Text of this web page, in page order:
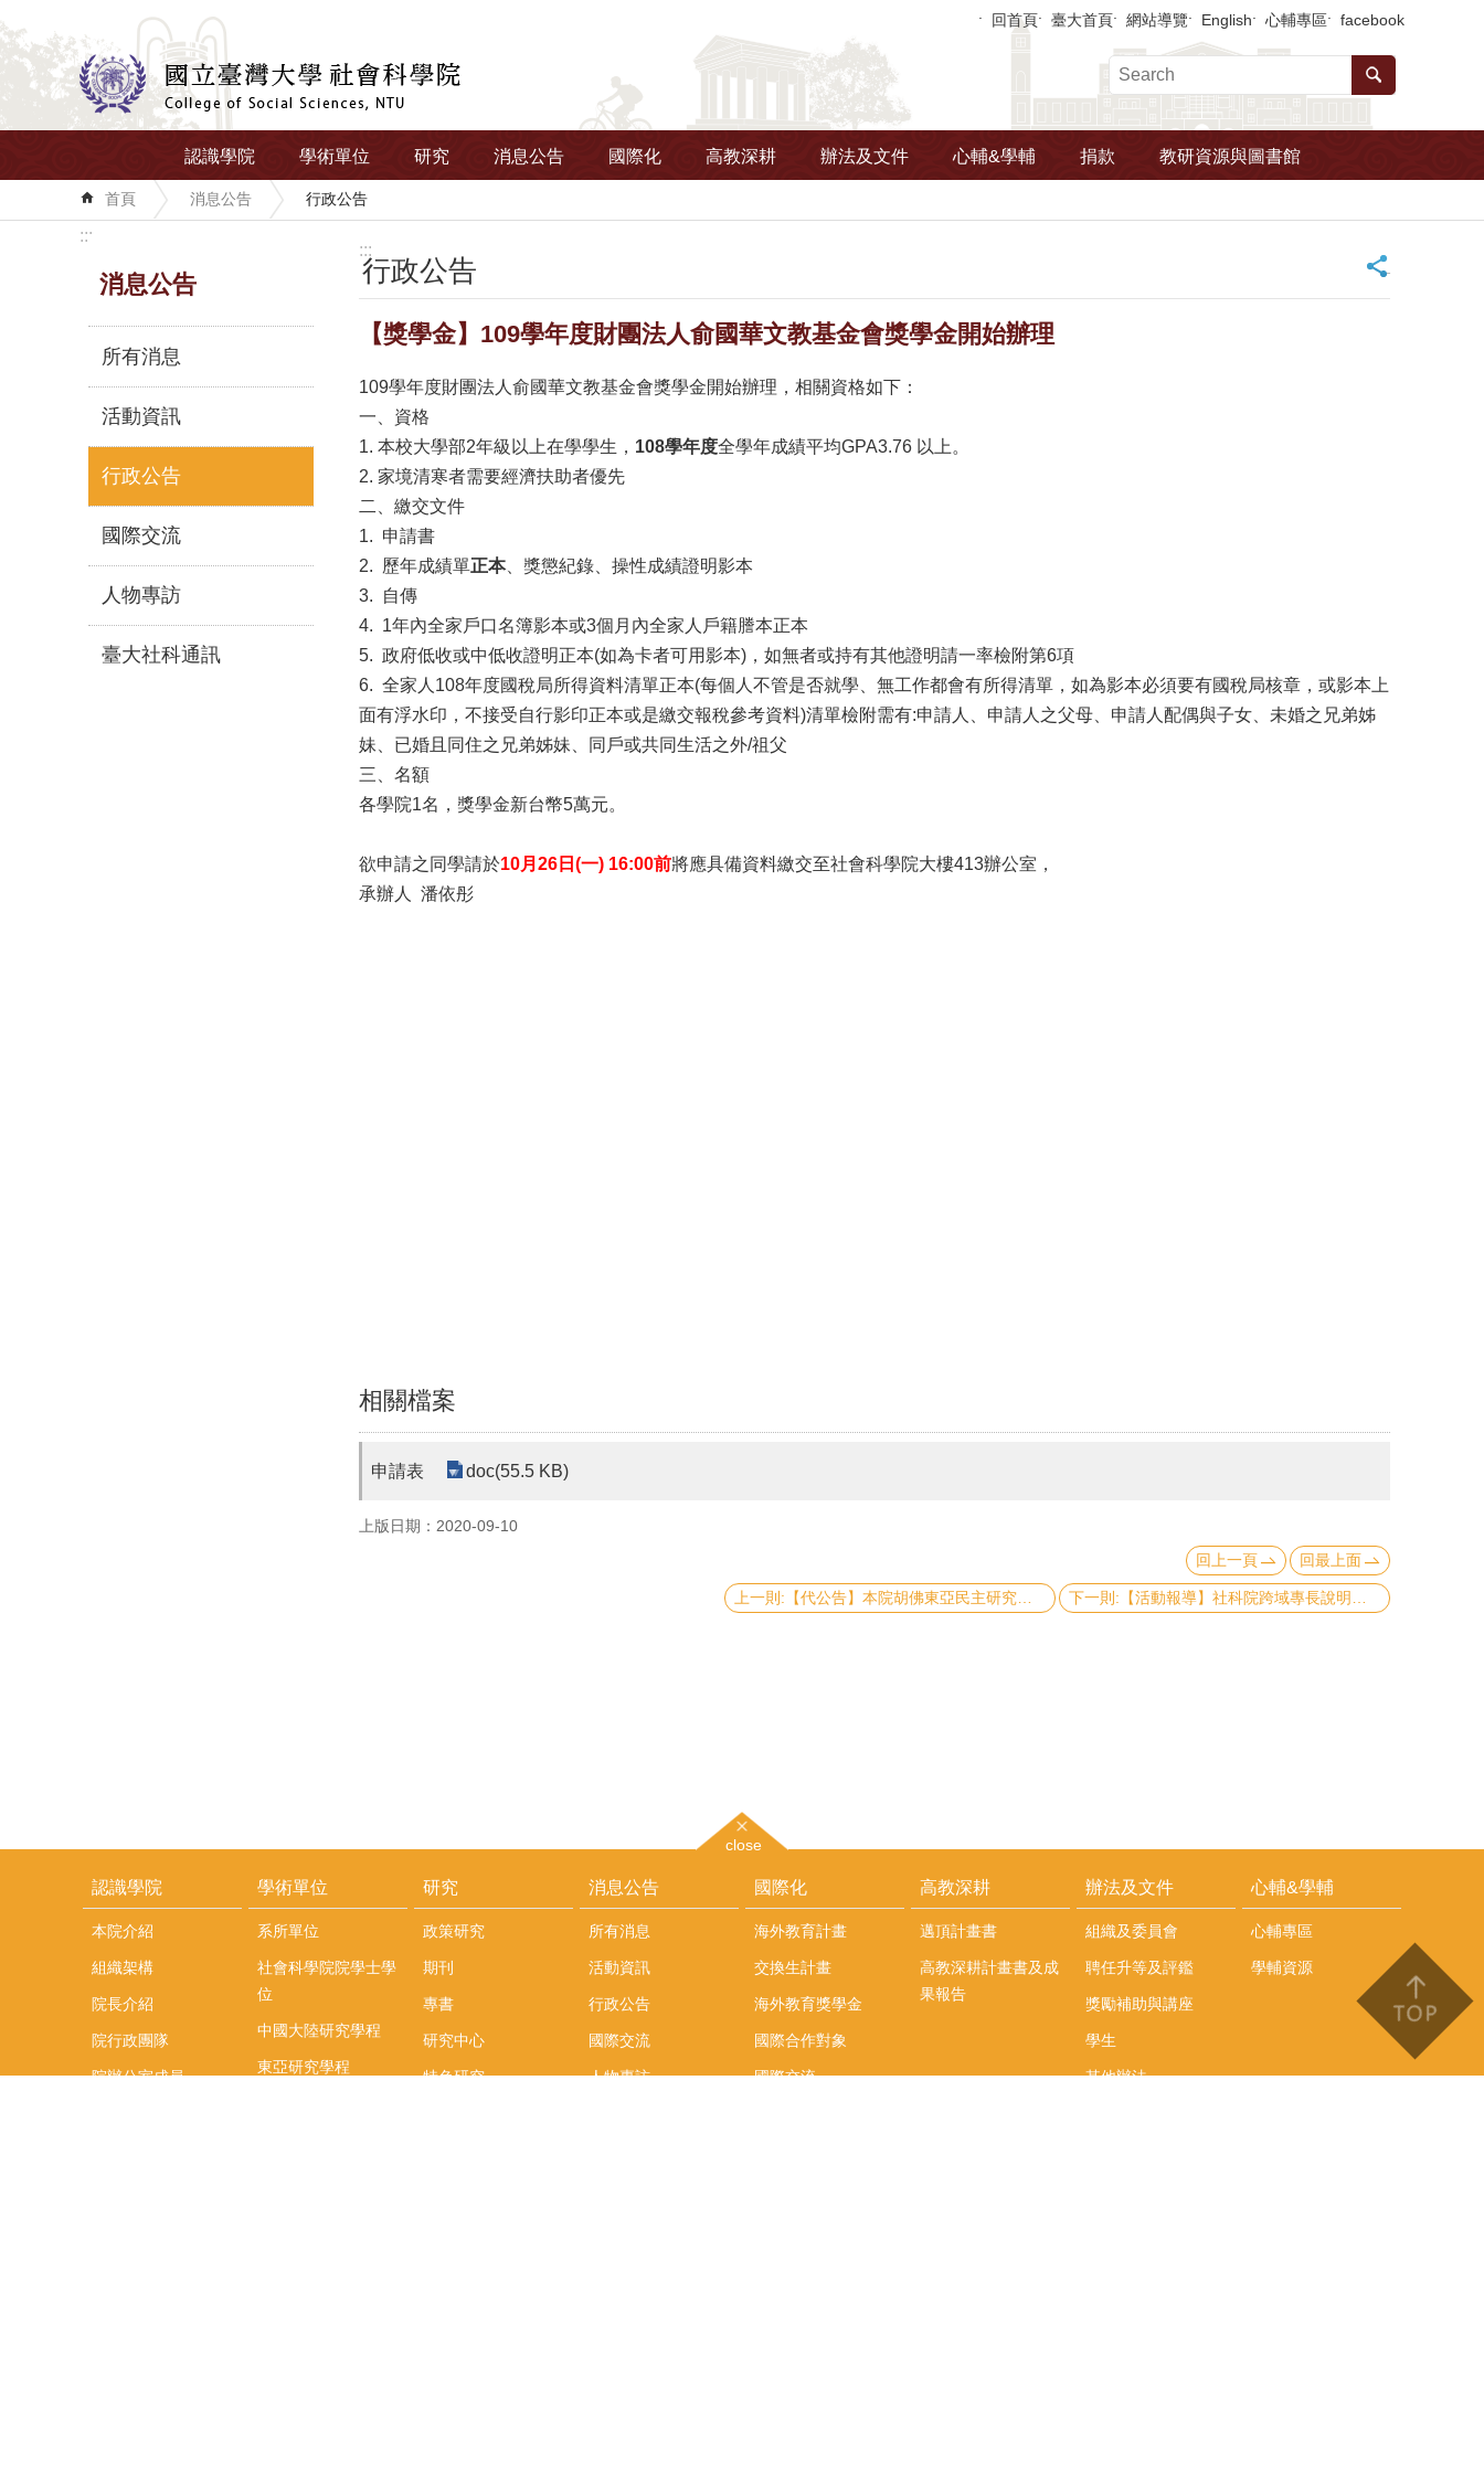
跳到主要內容區塊 回首頁 臺大首頁 網站導覽 English 心輔專區 facebook
認識學院 學術單位 研究 消息公告 國際化 高教深耕 辦法及文件 心輔&學輔 捐款 教研資源與圖書館
首頁 消息公告 行政公告
:::
消息公告
所有消息
活動資訊
行政公告
國際交流
人物專訪
臺大社科通訊
:::
行政公告 _
【獎學金】109學年度財團法人俞國華文教基金會獎學金開始辦理
109學年度財團法人俞國華文教基金會獎學金開始辦理，相關資格如下：
一、資格
1. 本校大學部2年級以上在學學生， 108學年度全學年成績平均GPA3.76 以上。
2. 家境清寒者需要經濟扶助者優先
二、繳交文件
1. 申請書
2. 歷年成績單正本、獎懲紀錄、操性成績證明影本
3. 自傳
4. 1年內全家戶口名簿影本或3個月內全家人戶籍謄本正本
5. 政府低收或中低收證明正本(如為卡者可用影本)，如無者或持有其他證明請一率檢附第6項
6. 全家人108年度國稅局所得資料清單正本(每個人不管是否就學、無工作都會有所得清單，如為影本必須要有國稅局核章，或影本上
面有浮水印，不接受自行影印正本或是繳交報稅參考資料)清單檢附需有:申請人、申請人之父母、申請人配偶與子女、未婚之兄弟姊
妹、已婚且同住之兄弟姊妹、同戶或共同生活之外/祖父
三、名額
各學院1名，獎學金新台幣5萬元。
欲申請之同學請於10月26日(一) 16:00前將應具備資料繳交至社會科學院大樓413辦公室，
承辦人 潘依彤
相關檔案
申請表 doc(55.5 KB)
上版日期：2020-09-10
回上一頁
回最上面
close
認識學院
本院介紹
組織架構
院長介紹
院行政團隊
院辦公室成員
學術單位
系所單位
社會科學院院學士學
位
中國大陸研究學程
東亞研究學程
研究
政策研究
期刊
專書
研究中心
特色研究
消息公告
所有消息
活動資訊
行政公告
國際交流
人物專訪
國際化
海外教育計畫
交換生計畫
海外教育獎學金
國際合作對象
國際交流
高教深耕
邁頂計畫書
高教深耕計畫書及成
果報告
辦法及文件
組織及委員會
聘任升等及評鑑
獎勵補助與講座
學生
其他辦法
心輔&學輔
心輔專區
學輔資源